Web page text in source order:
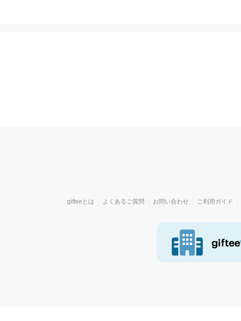
gifteeとは よくあるご質問 お問い合わせ ご利用ガイド